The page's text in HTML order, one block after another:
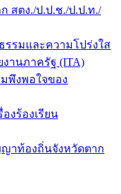
สตง./ป.ป.ช./ป.ป.ท./
รรมและความโปร่งใส
านภาครัฐ (ITA)
พึงพอใจของ
งร้องเรียน
าท้องถิ่นจังหวัดตาก